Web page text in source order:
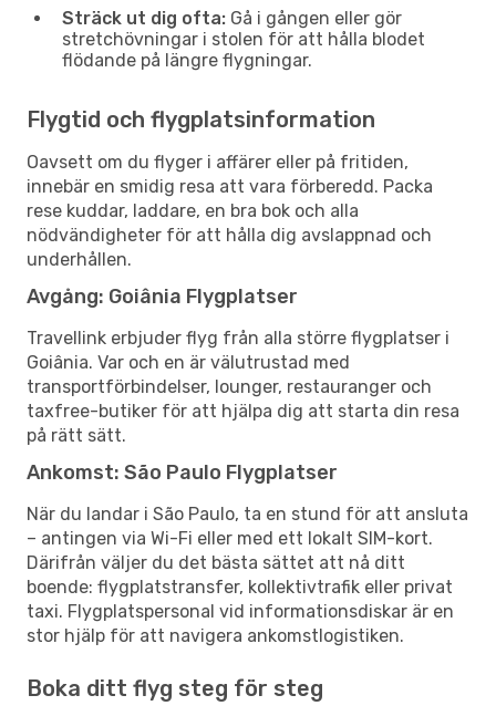
Sträck ut dig ofta: Gå i gången eller gör
stretchövningar i stolen för att hålla blodet
flödande på längre flygningar.
Flygtid och flygplatsinformation
Oavsett om du flyger i affärer eller på fritiden,
innebär en smidig resa att vara förberedd. Packa
rese kuddar, laddare, en bra bok och alla
nödvändigheter för att hålla dig avslappnad och
underhållen.
Avgång: Goiânia Flygplatser
Travellink erbjuder flyg från alla större flygplatser i
Goiânia. Var och en är välutrustad med
transportförbindelser, lounger, restauranger och
taxfree-butiker för att hjälpa dig att starta din resa
på rätt sätt.
Ankomst: São Paulo Flygplatser
När du landar i São Paulo, ta en stund för att ansluta
– antingen via Wi-Fi eller med ett lokalt SIM-kort.
Därifrån väljer du det bästa sättet att nå ditt
boende: flygplatstransfer, kollektivtrafik eller privat
taxi. Flygplatspersonal vid informationsdiskar är en
stor hjälp för att navigera ankomstlogistiken.
Boka ditt flyg steg för steg